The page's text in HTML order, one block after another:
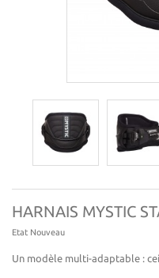
HARNAIS MYSTIC
Etat Nouveau
Un modèle multi-adaptable :